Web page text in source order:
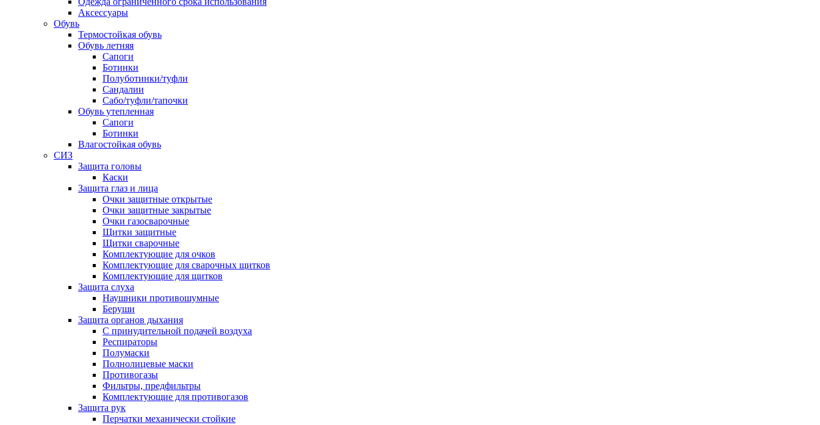
Аксессуары
Обувь
Термостойкая обувь
Обувь летняя
Сапоги
Ботинки
Полуботинки/туфли
Сандалии
Сабо/туфли/тапочки
Обувь утепленная
Сапоги
Ботинки
Влагостойкая обувь
СИЗ
Защита головы
Каски
Защита глаз и лица
Очки защитные открытые
Очки защитные закрытые
Очки газосварочные
Щитки защитные
Щитки сварочные
Комплектующие для очков
Комплектующие для сварочных щитков
Комплектующие для щитков
Защита слуха
Наушники противошумные
Беруши
Защита органов дыхания
С принудительной подачей воздуха
Респираторы
Полумаски
Полнолицевые маски
Противогазы
Фильтры, предфильтры
Комплектующие для противогазов
Защита рук
Перчатки механически стойкие